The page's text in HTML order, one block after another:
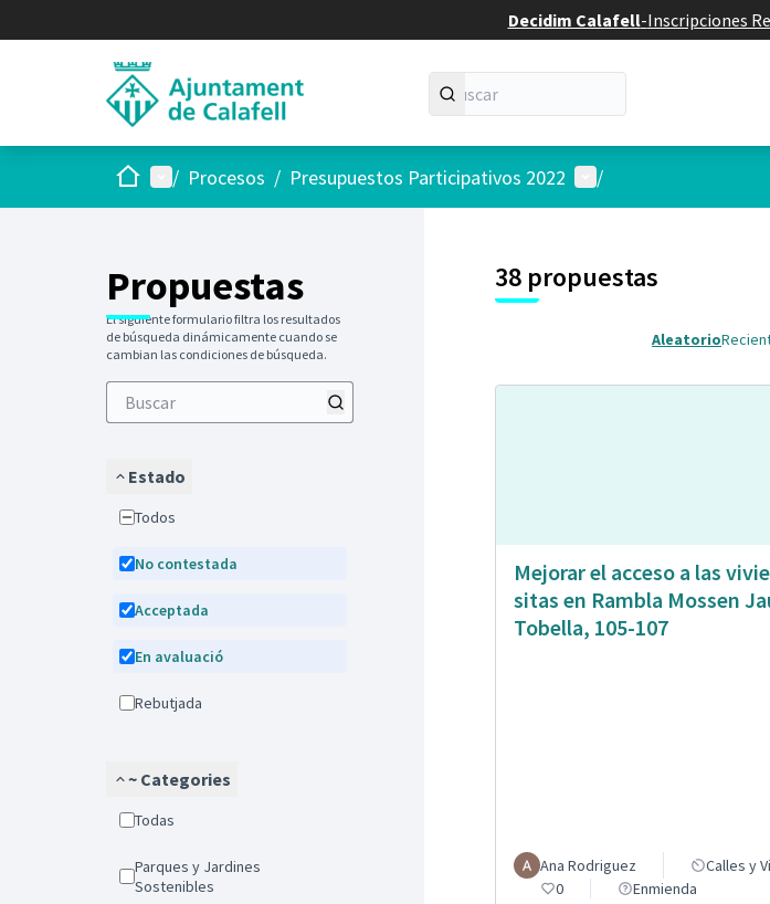
Decidim Calafell-Inscripciones
InicioMenú principal
/ Procesos / Presupuestos Participativos 2022 Menú de usuario
/
Propuestas
El siguiente formulario filtra los resultados
de búsqueda dinámicamente cuando se
cambian las condiciones de búsqueda.
Estado
Todos
No contestada
Acceptada
En avaluació
Rebutjada
~ Categories
Todas
Parques y Jardines
Sostenibles
38 propuestas
Aleatorio
Mejorar el acceso a las
sitas en Rambla Mossen
Tobella, 105-107
Ana Rodriguez Calles y
0
Enmienda